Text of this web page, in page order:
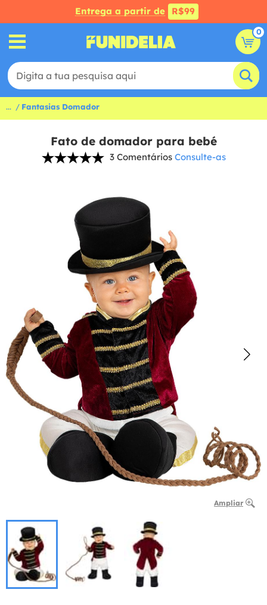
Entrega a partir de R$99
0
... Fantasias Domador
Fato de domador para bebé
3 Comentários Consulte-as
Ampliar